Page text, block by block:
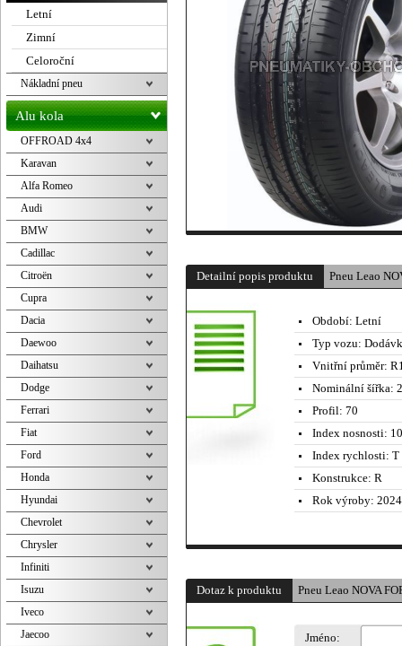
Detailní popis produktu Pneu Leao
Období: Letní
Typ vozu:
Vnitřní průměr:
Nominální šířka:
Profil: 70
Index nosnosti:
Index rychlosti: T
Konstrukce: R
Rok výroby:
Dotaz k produktu Pneu Leao NOVA
Jméno:
Letní
Zimní
Celoroční
Nákladní pneu
Alu kola
OFFROAD 4x4
Karavan
Alfa Romeo
Audi
BMW
Cadillac
Citroën
Cupra
Dacia
Daewoo
Daihatsu
Dodge
Ferrari
Fiat
Ford
Honda
Hyundai
Chevrolet
Chrysler
Infiniti
Isuzu
Iveco
Jaecoo